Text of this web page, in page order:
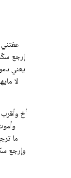
إرجع
يعني
لا
أخ
ما
وإرجع